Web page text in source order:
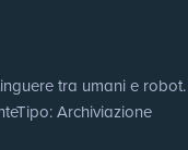
tra umani e robot.
Tipo: Archiviazione